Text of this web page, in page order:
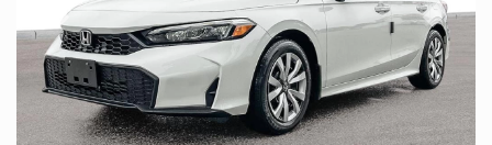
Previous Next